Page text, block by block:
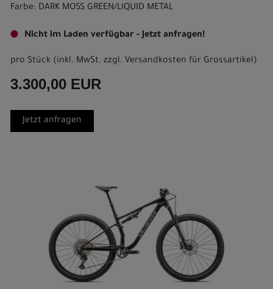
Farbe: DARK MOSS GREEN/LIQUID METAL
Nicht im Laden verfügbar - Jetzt anfragen!
pro Stück (inkl. MwSt. zzgl. Versandkosten für Grossartikel)
3.300,00 EUR
Jetzt anfragen